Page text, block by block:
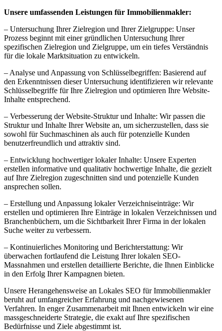
Unsere umfassenden Leistungen für Immobilienmakler:
– Untersuchung Ihrer Zielregion und Ihrer Zielgruppe: Unser
Prozess beginnt mit einer gründlichen Untersuchung Ihrer
spezifischen Zielregion und Zielgruppe, um ein tiefes Verständnis
für die lokale Marktsituation zu entwickeln.
– Analyse und Anpassung von Schlüsselbegriffen: Basierend auf
den Erkenntnissen dieser Untersuchung identifizieren wir relevante
Schlüsselbegriffe für Ihre Zielregion und optimieren Ihre Website-
Inhalte entsprechend.
– Verbesserung der Website-Struktur und Inhalte: Wir passen die
Struktur und Inhalte Ihrer Website an, um sicherzustellen, dass sie
sowohl für Suchmaschinen als auch für potenzielle Kunden
benutzerfreundlich und attraktiv sind.
– Entwicklung hochwertiger lokaler Inhalte: Unsere Experten
erstellen informative und qualitativ hochwertige Inhalte, die gezielt
auf Ihre Zielregion zugeschnitten sind und potenzielle Kunden
ansprechen sollen.
– Erstellung und Anpassung lokaler Verzeichniseinträge: Wir
erstellen und optimieren Ihre Einträge in lokalen Verzeichnissen und
Branchenbüchern, um die Sichtbarkeit Ihrer Firma in der lokalen
Suche weiter zu verbessern.
– Kontinuierliches Monitoring und Berichterstattung: Wir
überwachen fortlaufend die Leistung Ihrer lokalen SEO-
Massnahmen und erstellen detaillierte Berichte, die Ihnen Einblicke
in den Erfolg Ihrer Kampagnen bieten.
Unsere Herangehensweise an Lokales SEO für Immobilienmakler
beruht auf umfangreicher Erfahrung und nachgewiesenen
Verfahren. In enger Zusammenarbeit mit Ihnen entwickeln wir eine
massgeschneiderte Strategie, die exakt auf Ihre spezifischen
Bedürfnisse und Ziele abgestimmt ist.